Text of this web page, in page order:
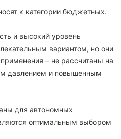
к категории бюджетных.
и высокий уровень
вариантом, но они
– не рассчитаны на
давлением и повышенным
для автономных
оптимальным выбором